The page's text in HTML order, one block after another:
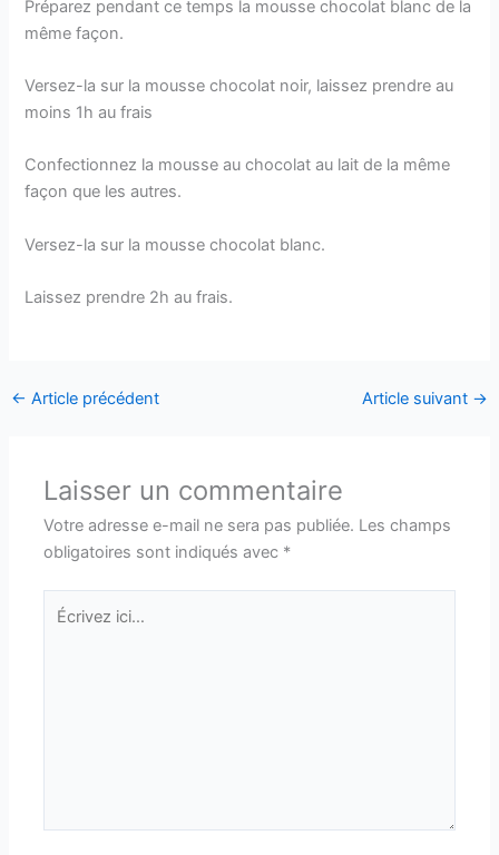
Préparez pendant ce temps la mousse chocolat blanc de la
même façon.
Versez-la sur la mousse chocolat noir, laissez prendre au
moins 1h au frais
Confectionnez la mousse au chocolat au lait de la même
façon que les autres.
Versez-la sur la mousse chocolat blanc.
Laissez prendre 2h au frais.
← Article précédent Article suivant →
Laisser un commentaire
Votre adresse e-mail ne sera pas publiée. Les champs
obligatoires sont indiqués avec *
Écrivez
ici…